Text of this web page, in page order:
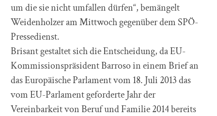
um die sie nicht umfallen dürfen“, bemängelt
Weidenholzer am Mittwoch gegenüber dem SPÖ-
Pressedienst.
Brisant gestaltet sich die Entscheidung, da EU-
Kommissionspräsident Barroso in einem Brief an
das Europäische Parlament vom 18. Juli 2013 das
vom EU-Parlament geforderte Jahr der
Vereinbarkeit von Beruf und Familie 2014 bereits